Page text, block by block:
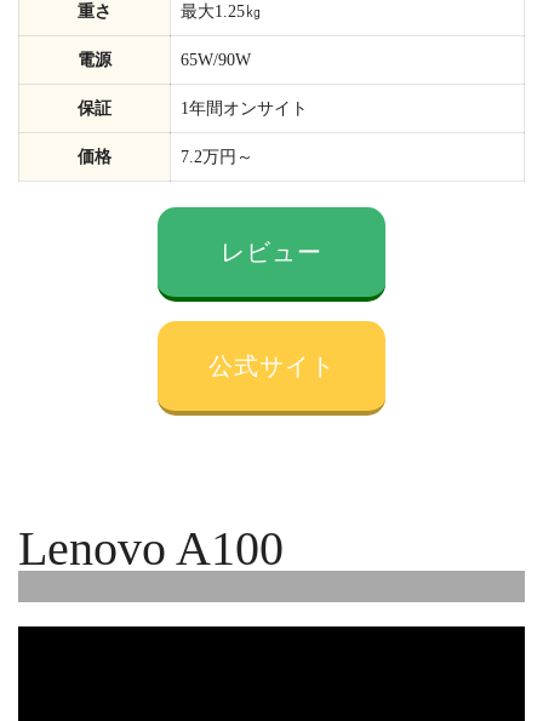
重さ 最大1.25㎏
電源 65W/90W
保証 1年間オンサイト
価格 7.2万円～
レビュー
公式サイト
Lenovo A100